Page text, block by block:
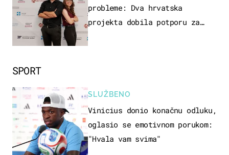
SPORT
SLUŽBENO
Vinicius donio konačnu odluku,
oglasio se emotivnom porukom:
"Hvala vam svima"
probleme: Dva hrvatska
projekta dobila potporu za